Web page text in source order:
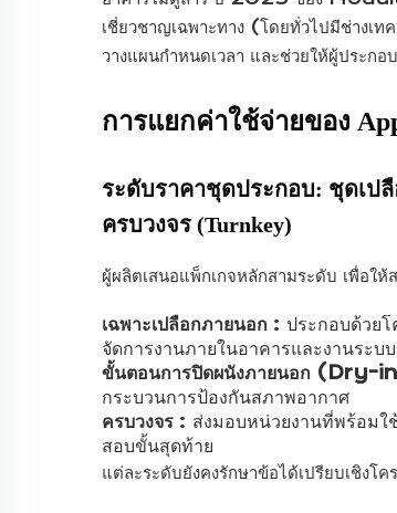
เชี่ยวชาญเฉพาะทาง (โดยทั่วไปมีช่างเ
วางแผนกำหนดเวลา และช่วยให้ผู้ประก
การแยกค่าใช้จ่ายของ
ระดับราคาชุดประกอบ: ชุดเป
ครบวงจร (Turnkey)
ผู้ผลิตเสนอแพ็กเกจหลักสามระดับ เพื่อใ
เฉพาะเปลือกภายนอก : ประกอบด้วย
จัดการงานภายในอาคารและงานระ
ขั้นตอนการปิดผนังภายนอก (Dry-
กระบวนการป้องกันสภาพอากาศ
ครบวงจร : ส่งมอบหน่วยงานที่พร้อมใ
สอบขั้นสุดท้าย
แต่ละระดับยังคงรักษาข้อได้เปรียบเชิง